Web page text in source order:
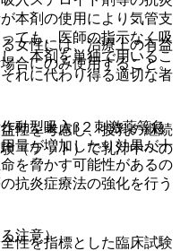
女性には、治療上の有益
合にのみ使用すること。
性を考慮し、授乳の継続
（ラット）で乳汁中への
性を指標とした臨床試験
本剤の使用により気管支
ても、医師の指示なく吸
、本剤を単独で用いるこ
れに代わり得る適切な者
動型吸入β２刺激薬等急
量が増加したり効果が十
を脅かす可能性があるの
抗炎症療法の強化を行う
注意）